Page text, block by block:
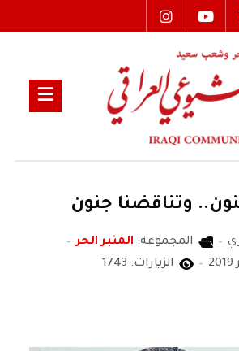
وتناقضنا جنون
المجموعة: المنبر الحر
الزيارات: 1743